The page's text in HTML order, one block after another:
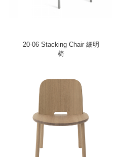
20-06 Stacking Chair 細明
椅